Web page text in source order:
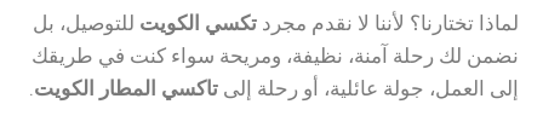
لماذا تختارنا؟ لأننا لا نقدم مجرد تكسي الكويت للتوصيل، بل
نضمن لك رحلة آمنة، نظيفة، ومريحة سواء كنت في طريقك
إلى العمل، جولة عائلية، أو رحلة إلى تاكسي المطار الكويت.